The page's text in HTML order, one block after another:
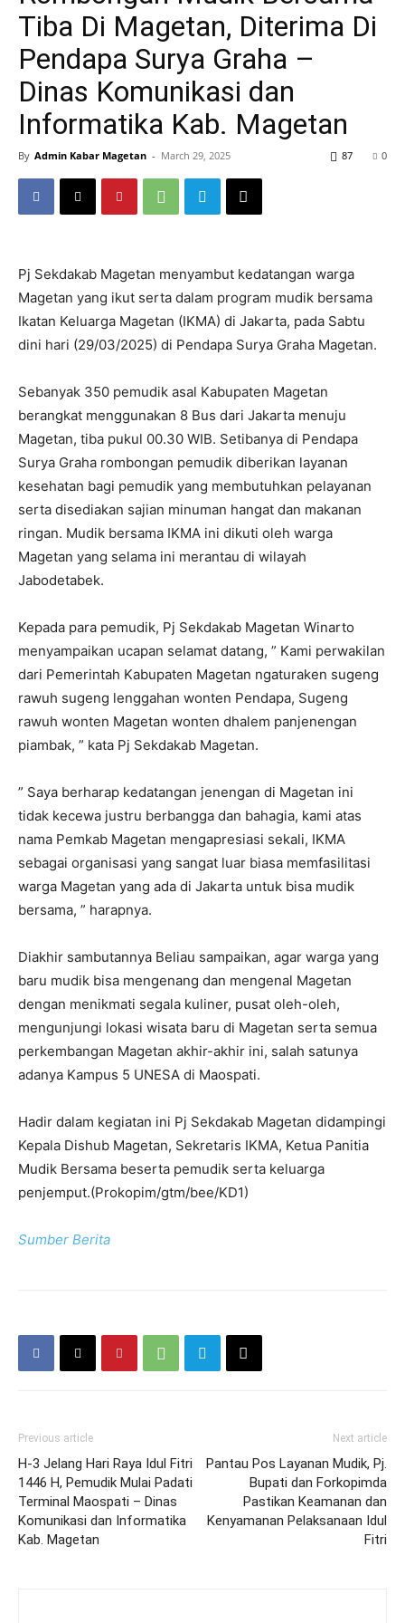
Tiba Di Magetan, Diterima Di
Pendapa Surya Graha –
Dinas Komunikasi dan
Informatika Kab. Magetan
By Admin Kabar Magetan - March 29, 2025 0
87
Pj Sekdakab Magetan menyambut kedatangan warga
Magetan yang ikut serta dalam program mudik bersama
Ikatan Keluarga Magetan (IKMA) di Jakarta, pada Sabtu
dini hari (29/03/2025) di Pendapa Surya Graha Magetan.
Sebanyak 350 pemudik asal Kabupaten Magetan
berangkat menggunakan 8 Bus dari Jakarta menuju
Magetan, tiba pukul 00.30 WIB. Setibanya di Pendapa
Surya Graha rombongan pemudik diberikan layanan
kesehatan bagi pemudik yang membutuhkan pelayanan
serta disediakan sajian minuman hangat dan makanan
ringan. Mudik bersama IKMA ini dikuti oleh warga
Magetan yang selama ini merantau di wilayah
Jabodetabek.
Kepada para pemudik, Pj Sekdakab Magetan Winarto
menyampaikan ucapan selamat datang, ” Kami perwakilan
dari Pemerintah Kabupaten Magetan ngaturaken sugeng
rawuh sugeng lenggahan wonten Pendapa, Sugeng
rawuh wonten Magetan wonten dhalem panjenengan
piambak, ” kata Pj Sekdakab Magetan.
” Saya berharap kedatangan jenengan di Magetan ini
tidak kecewa justru berbangga dan bahagia, kami atas
nama Pemkab Magetan mengapresiasi sekali, IKMA
sebagai organisasi yang sangat luar biasa memfasilitasi
warga Magetan yang ada di Jakarta untuk bisa mudik
bersama, ” harapnya.
Diakhir sambutannya Beliau sampaikan, agar warga yang
baru mudik bisa mengenang dan mengenal Magetan
dengan menikmati segala kuliner, pusat oleh-oleh,
mengunjungi lokasi wisata baru di Magetan serta semua
perkembangan Magetan akhir-akhir ini, salah satunya
adanya Kampus 5 UNESA di Maospati.
Hadir dalam kegiatan ini Pj Sekdakab Magetan didampingi
Kepala Dishub Magetan, Sekretaris IKMA, Ketua Panitia
Mudik Bersama beserta pemudik serta keluarga
penjemput.(Prokopim/gtm/bee/KD1)
Sumber Berita
Previous article
H-3 Jelang Hari Raya Idul Fitri
1446 H, Pemudik Mulai Padati
Terminal Maospati – Dinas
Komunikasi dan Informatika
Kab. Magetan
Next article
Pantau Pos Layanan Mudik, Pj.
Bupati dan Forkopimda
Pastikan Keamanan dan
Kenyamanan Pelaksanaan Idul
Fitri